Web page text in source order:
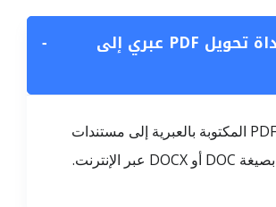
ما وظيفة أداة تحويل PDF عبري إلى
−
تحوّل ملفات PDF المكتوبة بالعبرية إلى مستندات